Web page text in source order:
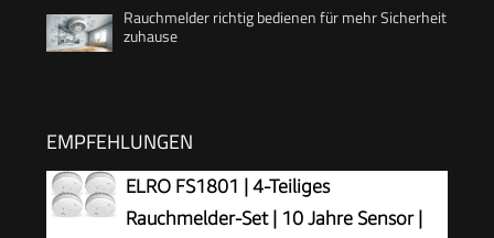
Rauchmelder richtig bedienen für mehr Sicherheit
zuhause
EMPFEHLUNGEN
ELRO FS1801 | 4-Teiliges
Rauchmelder-Set | 10 Jahre Sensor |